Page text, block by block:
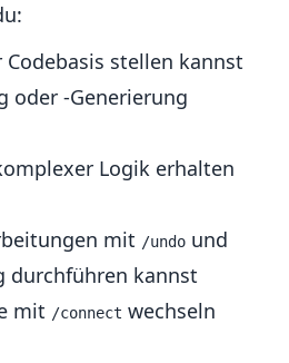
Codebasis stellen kannst
oder -Generierung
Logik erhalten
mit /undo und
durchführen kannst
mit /connect wechseln